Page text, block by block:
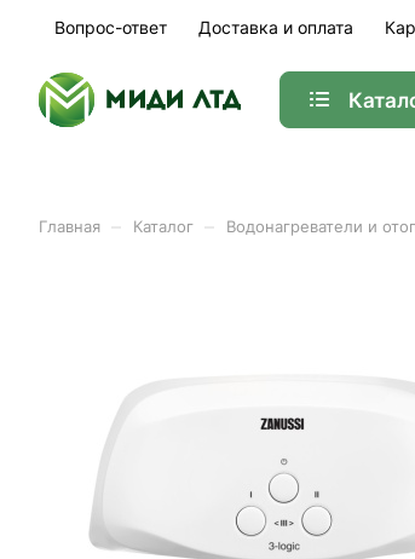
Вопрос-ответ Доставка и оплата
Главная Каталог Водонагреватели и